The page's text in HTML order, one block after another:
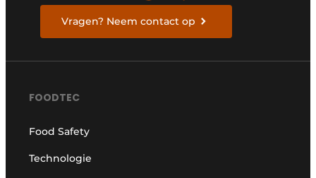
Meest gelezen
Nieuwsbrief
Vacature aanmelden
Vacatures
Vragen? Neem contact op
FOODTEC
Food Safety
Technologie